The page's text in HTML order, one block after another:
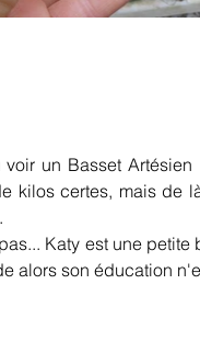
un Basset
kilos certes, mais de
Katy est une
alors son éducation